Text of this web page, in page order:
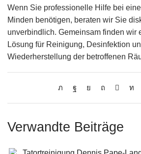
Wenn Sie professionelle Hilfe bei
Minden benötigen, beraten wir Sie
unverbindlich. Gemeinsam finden wir
Lösung für Reinigung, Desinfektion
Wiederherstellung der betroffenen
Verwandte Beiträge